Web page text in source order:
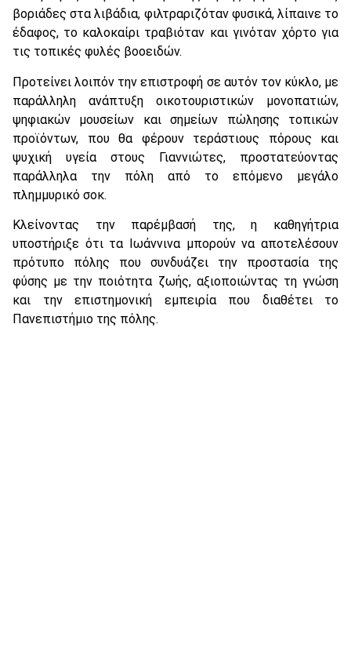
βοριάδες στα λιβάδια, φιλτραριζόταν φυσικά, λίπαινε το
έδαφος, το καλοκαίρι τραβιόταν και γινόταν χόρτο για
τις τοπικές φυλές βοοειδών.
Προτείνει λοιπόν την επιστροφή σε αυτόν τον κύκλο, με
παράλληλη ανάπτυξη οικοτουριστικών μονοπατιών,
ψηφιακών μουσείων και σημείων πώλησης τοπικών
προϊόντων, που θα φέρουν τεράστιους πόρους και
ψυχική υγεία στους Γιαννιώτες, προστατεύοντας
παράλληλα την πόλη από το επόμενο μεγάλο
πλημμυρικό σοκ.
Κλείνοντας την παρέμβασή της, η καθηγήτρια
υποστήριξε ότι τα Ιωάννινα μπορούν να αποτελέσουν
πρότυπο πόλης που συνδυάζει την προστασία της
φύσης με την ποιότητα ζωής, αξιοποιώντας τη γνώση
και την επιστημονική εμπειρία που διαθέτει το
Πανεπιστήμιο της πόλης.